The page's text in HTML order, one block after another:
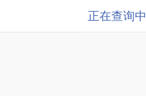
正在查询中